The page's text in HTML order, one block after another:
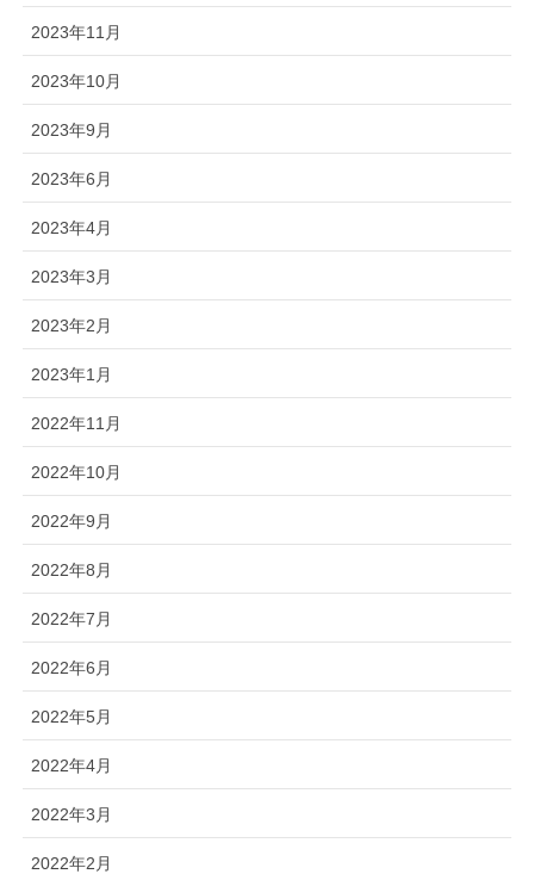
2023年11月
2023年10月
2023年9月
2023年6月
2023年4月
2023年3月
2023年2月
2023年1月
2022年11月
2022年10月
2022年9月
2022年8月
2022年7月
2022年6月
2022年5月
2022年4月
2022年3月
2022年2月